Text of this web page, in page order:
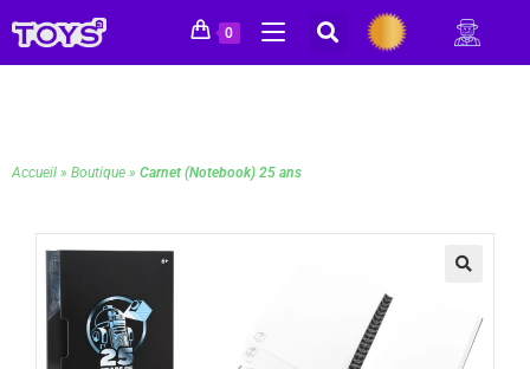
0
Accueil » Boutique » Carnet (Notebook) 25 ans